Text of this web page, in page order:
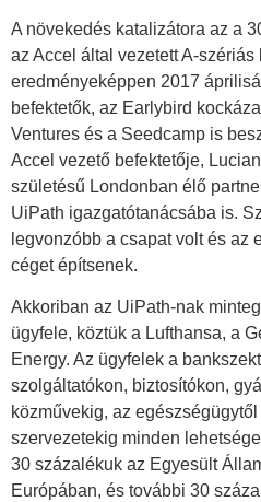
A növekedés katalizátora az a
az Accel által vezetett A-szériás
eredményeképpen 2017
befektetők, az Earlybird
Ventures és a Seedcamp is
Accel vezető befektetője,
születésű Londonban élő
UiPath igazgatótanácsába is.
legvonzóbb a csapat volt és az
céget építsenek.
Akkoriban az UiPath-nak
ügyfele, köztük a Lufthansa, a
Energy. Az ügyfelek a
szolgáltatókon, biztosítókon,
közművekig, az
szervezetekig minden
30 százalékuk az Egyesült
Európában, és további 30